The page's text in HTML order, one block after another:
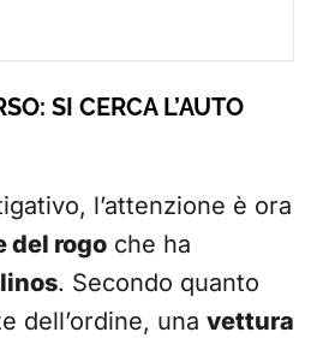
SI CERCA L’AUTO
l’attenzione è ora
del rogo che ha
. Secondo quanto
dell’ordine, una vettura